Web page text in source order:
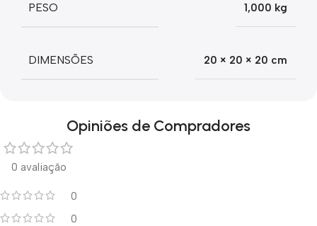
PESO 1,000 kg
DIMENSÕES 20 × 20 × 20 cm
Opiniões de Compradores
0 avaliação
0
0